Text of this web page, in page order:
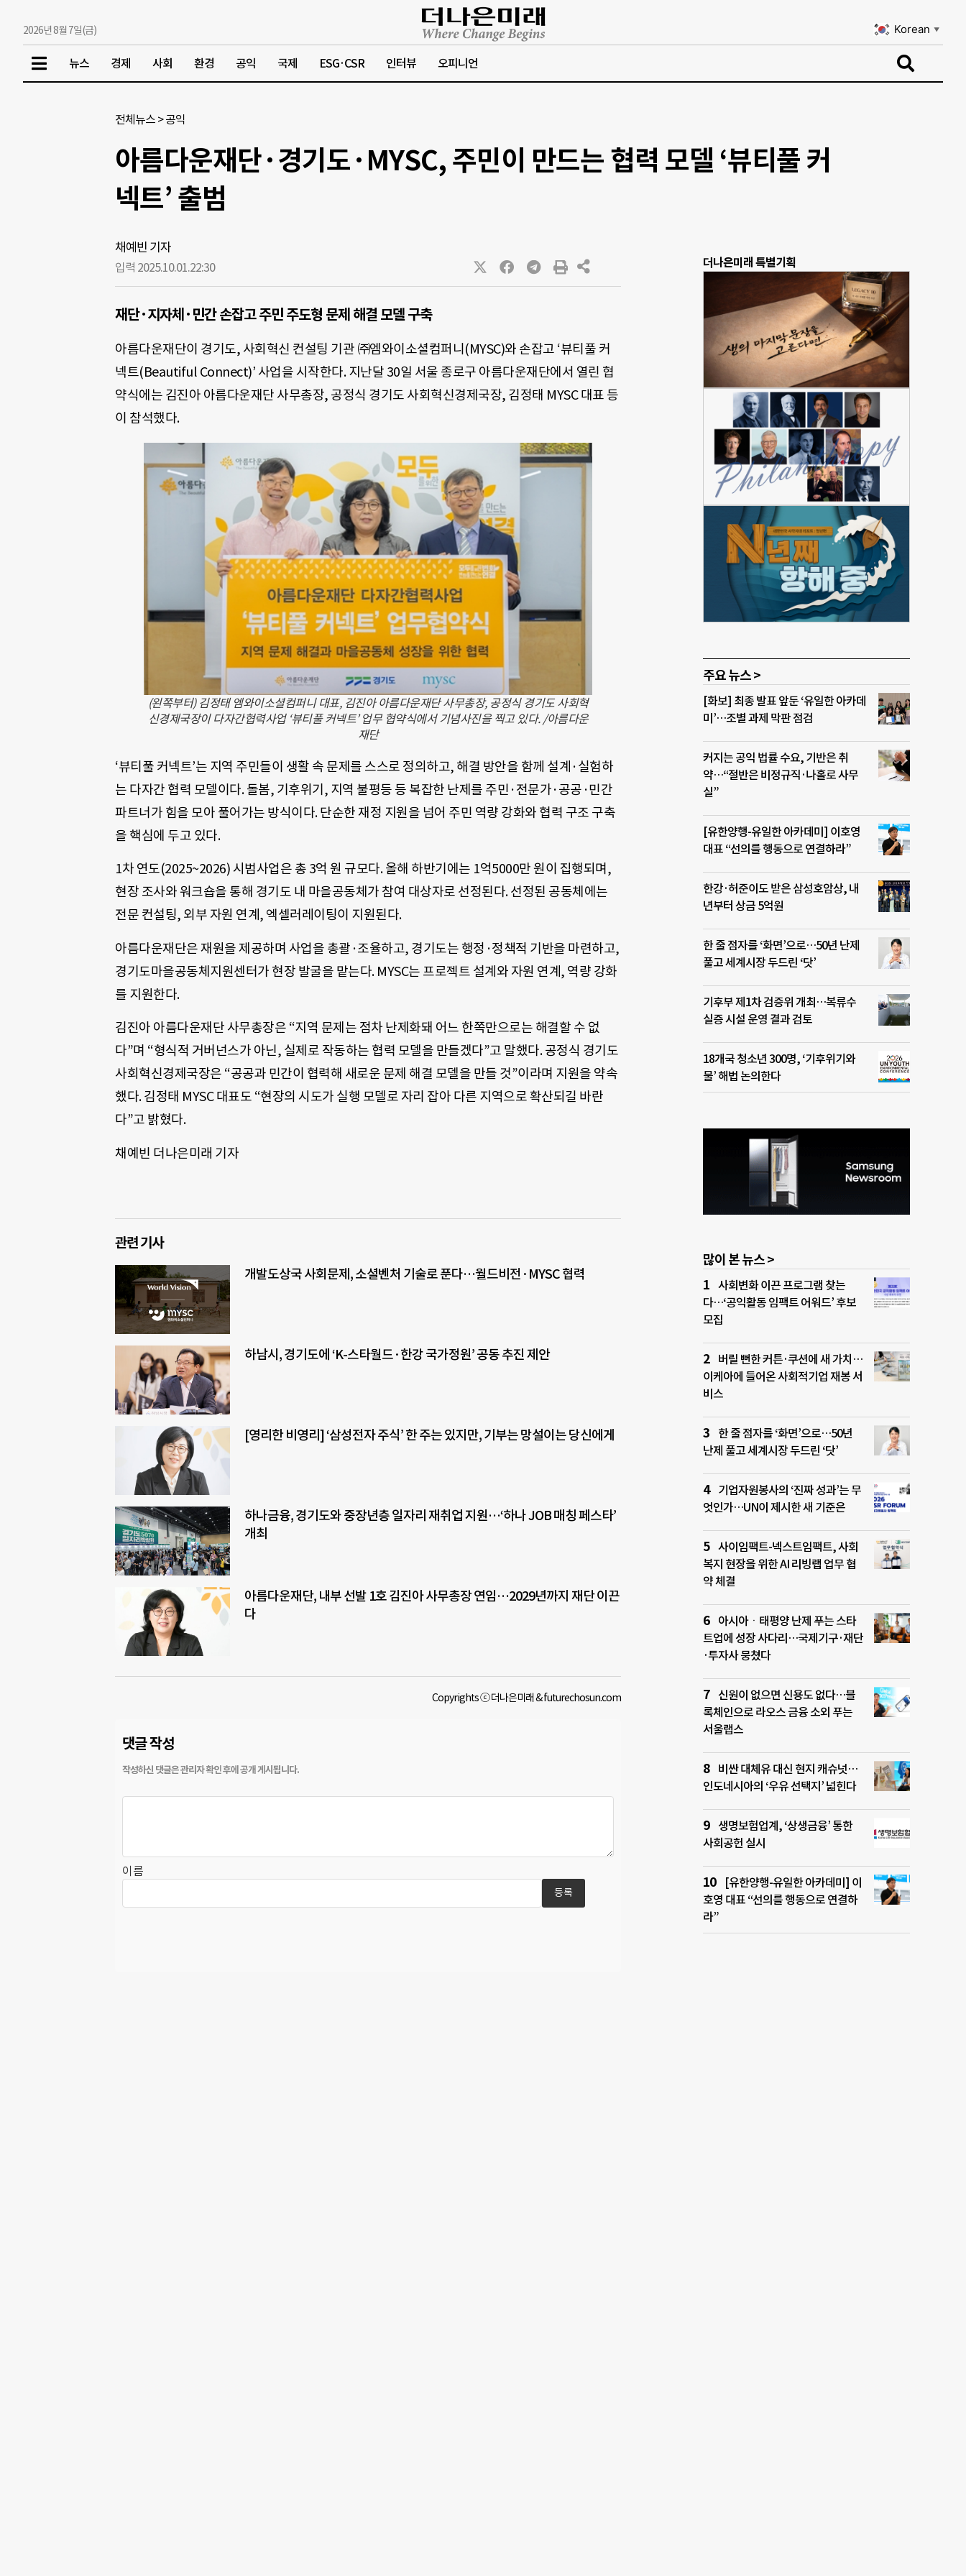
2026년 8월 7일(금) Korean ▼
뉴스 경제 사회 환경 공익 국제 ESG·CSR 인터뷰 오피니언
전체뉴스 >공익
아름다운재단·경기도·MYSC, 주민이 만드는 협력 모델 ‘뷰티풀 커
넥트’ 출범
채예빈 기자
입력 2025.10.01.22:30
재단·지자체·민간 손잡고 주민 주도형 문제 해결 모델 구축
아름다운재단이 경기도, 사회혁신 컨설팅 기관 ㈜엠와이소셜컴퍼니(MYSC)와 손잡고 ‘뷰티풀 커
넥트(Beautiful Connect)’ 사업을 시작한다. 지난달 30일 서울 종로구 아름다운재단에서 열린 협
약식에는 김진아 아름다운재단 사무총장, 공정식 경기도 사회혁신경제국장, 김정태 MYSC 대표 등
이 참석했다.
(왼쪽부터) 김정태 엠와이소셜컴퍼니 대표, 김진아 아름다운재단 사무총장, 공정식 경기도 사회혁
신경제국장이 다자간협력사업 ‘뷰티풀 커넥트’ 업무 협약식에서 기념사진을 찍고 있다. /아름다운
재단
‘뷰티풀 커넥트’는 지역 주민들이 생활 속 문제를 스스로 정의하고, 해결 방안을 함께 설계·실험하
는 다자간 협력 모델이다. 돌봄, 기후위기, 지역 불평등 등 복잡한 난제를 주민·전문가·공공·민간
파트너가 힘을 모아 풀어가는 방식이다. 단순한 재정 지원을 넘어 주민 역량 강화와 협력 구조 구축
을 핵심에 두고 있다.
1차 연도(2025~2026) 시범사업은 총 3억 원 규모다. 올해 하반기에는 1억5000만 원이 집행되며,
현장 조사와 워크숍을 통해 경기도 내 마을공동체가 참여 대상자로 선정된다. 선정된 공동체에는
전문 컨설팅, 외부 자원 연계, 엑셀러레이팅이 지원된다.
아름다운재단은 재원을 제공하며 사업을 총괄·조율하고, 경기도는 행정·정책적 기반을 마련하고,
경기도마을공동체지원센터가 현장 발굴을 맡는다. MYSC는 프로젝트 설계와 자원 연계, 역량 강화
를 지원한다.
김진아 아름다운재단 사무총장은 “지역 문제는 점차 난제화돼 어느 한쪽만으로는 해결할 수 없
다”며 “형식적 거버넌스가 아닌, 실제로 작동하는 협력 모델을 만들겠다”고 말했다. 공정식 경기도
사회혁신경제국장은 “공공과 민간이 협력해 새로운 문제 해결 모델을 만들 것”이라며 지원을 약속
했다. 김정태 MYSC 대표도 “현장의 시도가 실행 모델로 자리 잡아 다른 지역으로 확산되길 바란
다”고 밝혔다.
채예빈 더나은미래 기자
관련 기사
개발도상국 사회문제, 소셜벤처 기술로 푼다…월드비전·MYSC 협력
하남시, 경기도에 ‘K-스타월드·한강 국가정원’ 공동 추진 제안
[영리한 비영리] ‘삼성전자 주식’ 한 주는 있지만, 기부는 망설이는 당신에게
하나금융, 경기도와 중장년층 일자리 재취업 지원…‘하나 JOB 매칭 페스타’
개최
아름다운재단, 내부 선발 1호 김진아 사무총장 연임…2029년까지 재단 이끈
다
Copyrights ⓒ 더나은미래 & futurechosun.com
댓글 작성
이름
더나은미래 특별기획
주요 뉴스 >
[화보] 최종 발표 앞둔 ‘유일한 아카데
미’…조별 과제 막판 점검
커지는 공익 법률 수요, 기반은 취
약…“절반은 비정규직·나홀로 사무
실”
[유한양행-유일한 아카데미] 이호영
대표 “선의를 행동으로 연결하라”
한강·허준이도 받은 삼성호암상, 내
년부터 상금 5억원
한 줄 점자를 ‘화면’으로…50년 난제
풀고 세계시장 두드린 ‘닷’
기후부 제1차 검증위 개최…복류수
실증 시설 운영 결과 검토
18개국 청소년 300명, ‘기후위기와
물’ 해법 논의한다
많이 본 뉴스 >
사회변화 이끈 프로그램 찾는
다…‘공익활동 임팩트 어워드’ 후보
모집
버릴 뻔한 커튼·쿠션에 새 가치…
이케아에 들어온 사회적기업 재봉 서
비스
한 줄 점자를 ‘화면’으로…50년
난제 풀고 세계시장 두드린 ‘닷’
기업자원봉사의 ‘진짜 성과’는 무
엇인가…UN이 제시한 새 기준은
사이임팩트-넥스트임팩트, 사회
복지 현장을 위한 AI 리빙랩 업무 협
약 체결
아시아ㆍ태평양 난제 푸는 스타
트업에 성장 사다리…국제기구·재단
·투자사 뭉쳤다
신원이 없으면 신용도 없다…블
록체인으로 라오스 금융 소외 푸는
서울랩스
비싼 대체유 대신 현지 캐슈넛…
인도네시아의 ‘우유 선택지’ 넓힌다
생명보험업계, ‘상생금융’ 통한
사회공헌 실시
[유한양행-유일한 아카데미] 이
호영 대표 “선의를 행동으로 연결하
라”